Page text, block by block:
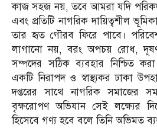
কাজ সহজ নয়, তবে আমরা যদি
এবং প্রতিটি নাগরিক দায়িত্বশীল
তার হৃত গৌরব ফিরে পাবে।
লাগানো নয়, বরং অপচয় রোধ,
সম্পদের সঠিক ব্যবহার নিশ্চিত
একটি নিরাপদ ও স্বাস্থ্যকর ঢাকা
দপ্তরের সাথে নাগরিক সমাজের
বৃক্ষরোপণ অভিযান সেই লক্ষ্যের
হিসেবে গণ্য হবে বলে তিনি অভিমত